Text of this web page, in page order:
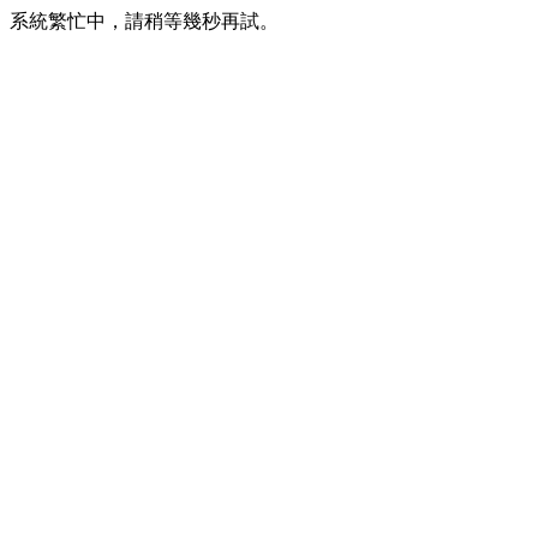
系統繁忙中，請稍等幾秒再試。